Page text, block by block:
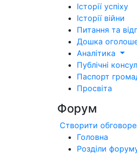
Історії успіху
Історії війни
Питання та
Дошка
Аналітика
Публічні
Паспорт
Просвіта
Форум
Створити
Головна
Розділи